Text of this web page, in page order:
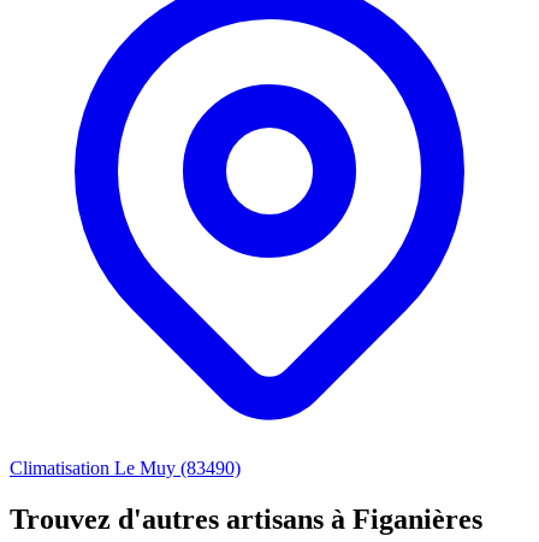
Climatisation Le Muy (83490)
Trouvez d'autres artisans à Figanières